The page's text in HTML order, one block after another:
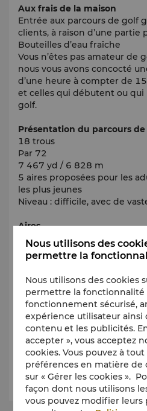
Aux frais de la maison
Entrée aux parcours de golf
clients, à raison d’une partie
Bouteilles d’eau fraîche
Vous n’êtes pas amateur de
nous vous avons concocté
d’une heure à compter de
et celles qui débutent ou
golf.
Présentation du parcours
18 trous
Par 72
7 467 yd / 6 828 m
5 aires proposées pour les
les plus jeunes
Niveau : difficile, avec de
Aires
Championnat
Tournoi
Membres
Femmes
Juniors
Veuillez consulter le site
Club pour prendre
maintenance et
pendant laquelle le club
les parties de golf.
Nous utilisons des
permettre la
Nous utilisons des cookies
permettre la fonctionnalité
fonctionnement sécurisé,
expérience utilisateur ainsi
contenu et les publicités.
accepter », vous acceptez
cookies. Vous pouvez à
préférences en matière de
sur « Gérer les cookies ».
façon dont nous utilisons
vous pouvez modifier leurs